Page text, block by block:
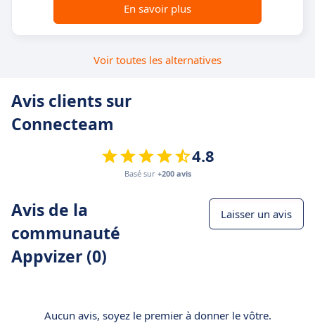
En savoir plus
Voir toutes les alternatives
Avis clients sur
Connecteam
4.8
Basé sur +200 avis
Avis de la
communauté
Appvizer (0)
Laisser un avis
Aucun avis, soyez le premier à donner le vôtre.